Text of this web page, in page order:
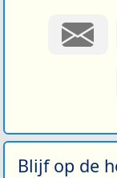
Blijf op de